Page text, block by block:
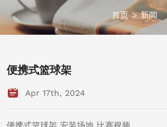
首页 新闻
便携式篮球架
Apr 17th, 2024
便携式篮球架 安装场地 比赛视频